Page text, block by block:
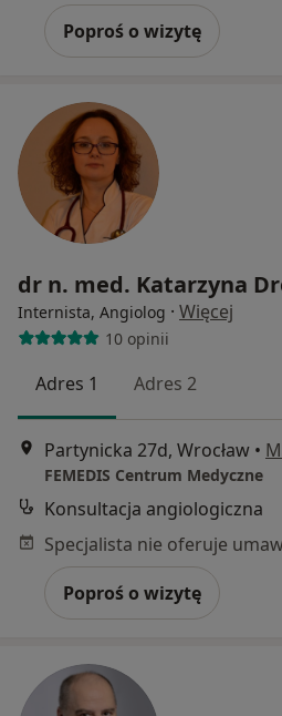
Poproś o wizytę
dr n. med. Katarzyna
Internista, Angiolog · Więcej
10 opinii
Adres 1 Adres 2
Partynicka 27d, Wrocław •
FEMEDIS Centrum Medyczne
Konsultacja angiologiczna
Poproś o wizytę